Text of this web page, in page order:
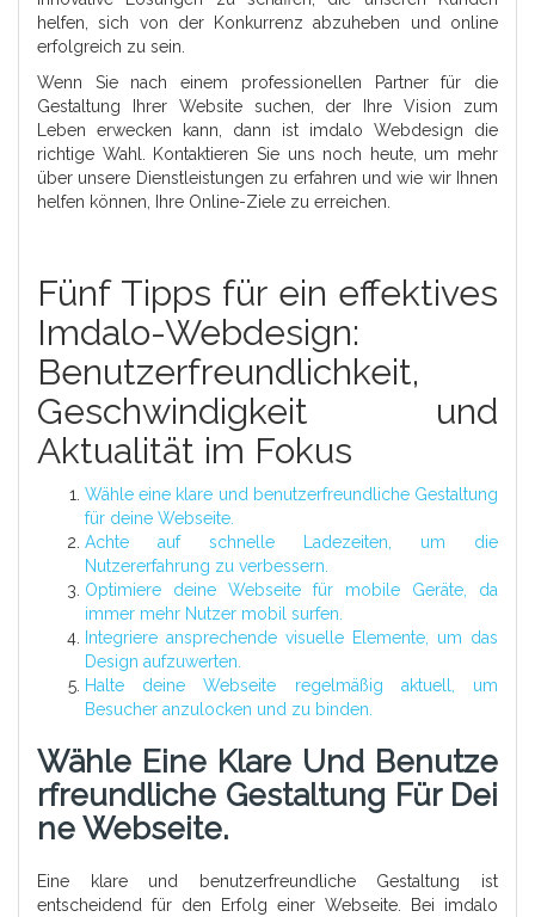
helfen, sich von der Konkurrenz abzuheben und online
erfolgreich zu sein.
Wenn Sie nach einem professionellen Partner für die
Gestaltung Ihrer Website suchen, der Ihre Vision zum
Leben erwecken kann, dann ist imdalo Webdesign die
richtige Wahl. Kontaktieren Sie uns noch heute, um mehr
über unsere Dienstleistungen zu erfahren und wie wir Ihnen
helfen können, Ihre Online-Ziele zu erreichen.
Fünf Tipps für ein effektives
Imdalo-Webdesign:
Benutzerfreundlichkeit,
Geschwindigkeit und
Aktualität im Fokus
Wähle eine klare und benutzerfreundliche Gestaltung
für deine Webseite.
Achte auf schnelle Ladezeiten, um die
Nutzererfahrung zu verbessern.
Optimiere deine Webseite für mobile Geräte, da
immer mehr Nutzer mobil surfen.
Integriere ansprechende visuelle Elemente, um das
Design aufzuwerten.
Halte deine Webseite regelmäßig aktuell, um
Besucher anzulocken und zu binden.
Wähle Eine Klare Und Benutze
Rfreundliche Gestaltung Für Dei
Ne Webseite.
Eine klare und benutzerfreundliche Gestaltung ist
entscheidend für den Erfolg einer Webseite. Bei imdalo